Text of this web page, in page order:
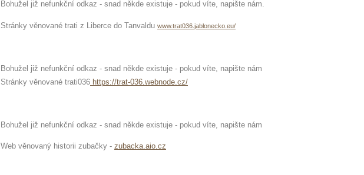
Bohužel již nefunkční odkaz - snad někde existuje - pokud víte, napište nám.
Stránky věnované trati z Liberce do Tanvaldu www.trat036.jablonecko.eu/
Bohužel již nefunkční odkaz - snad někde existuje - pokud víte, napište nám
Stránky věnované trati036 https://trat-036.webnode.cz/
Bohužel již nefunkční odkaz - snad někde existuje - pokud víte, napište nám
Web věnovaný historii zubačky - zubacka.aio.cz